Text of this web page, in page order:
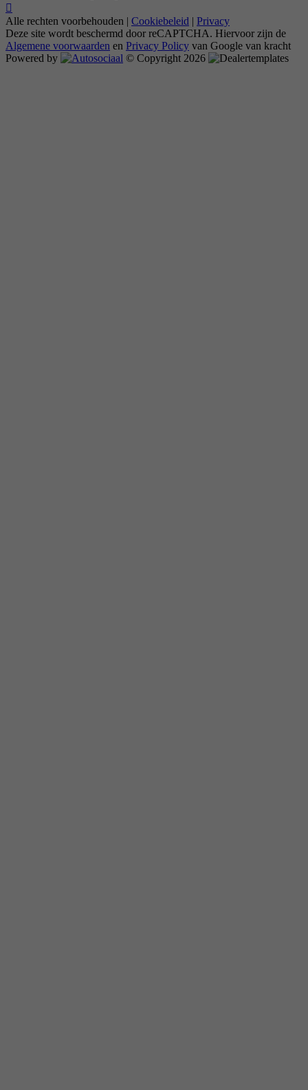
Alle rechten voorbehouden | Cookiebeleid | Privacy
Deze site wordt beschermd door reCAPTCHA. Hiervoor zijn de
Algemene voorwaarden en Privacy Policy van Google van kracht
Powered by
© Copyright 2026